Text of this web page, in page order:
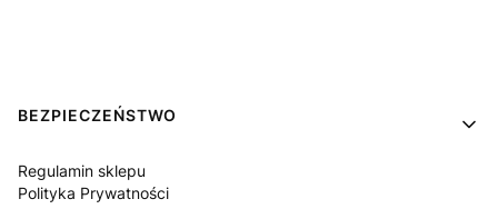
Linki w stopce
BEZPIECZEŃSTWO
Regulamin sklepu
Polityka Prywatności